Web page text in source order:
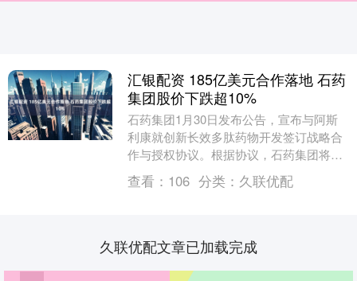
汇银配资 185亿美元合作落地 石药
集团股价下跌超10%
石药集团1月30日发布公告，宣布与阿斯
利康就创新长效多肽药物开发签订战略合
作与授权协议。根据协议，石药集团将获
得12亿美元的预付款，并有权获得最高35
亿美元的潜....
查看： 106 分类： 久联优配
久联优配文章已加载完成